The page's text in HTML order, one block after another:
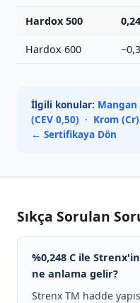
Hardox 500
Hardox 600
İlgili konular: Mangan
(CEV 0,50) · Krom (Cr)
← Sertifikaya Dön
Sıkça Sorulan
%0,248 C ile
ne anlama gelir?
Strenx TM hadde